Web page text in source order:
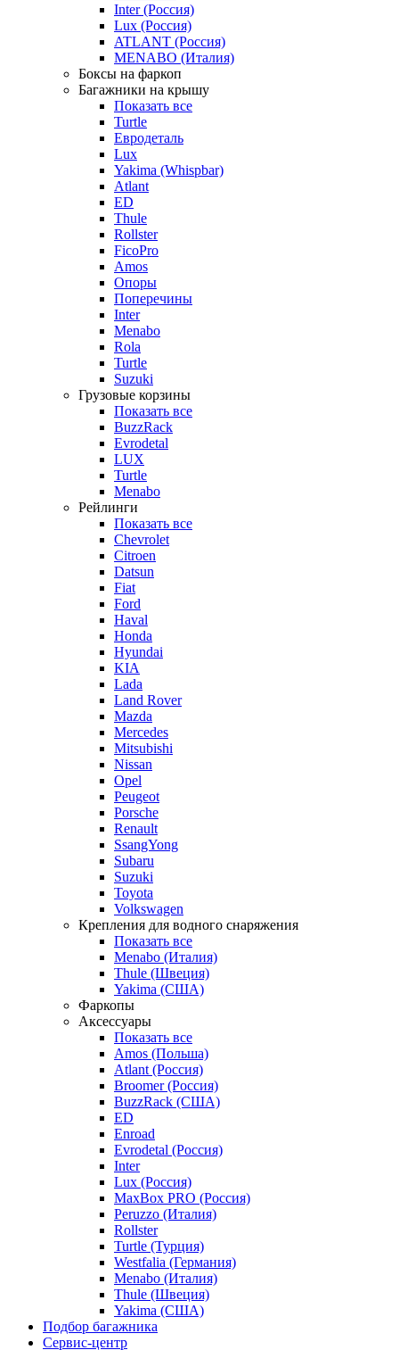
Inter (Россия)
Lux (Россия)
ATLANT (Россия)
MENABO (Италия)
Боксы на фаркоп
Багажники на крышу
Показать все
Turtle
Евродеталь
Lux
Yakima (Whispbar)
Atlant
ED
Thule
Rollster
FicoPro
Amos
Опоры
Поперечины
Inter
Menabo
Rola
Turtle
Suzuki
Грузовые корзины
Показать все
BuzzRack
Evrodetal
LUX
Turtle
Menabo
Рейлинги
Показать все
Chevrolet
Citroen
Datsun
Fiat
Ford
Haval
Honda
Hyundai
KIA
Lada
Land Rover
Mazda
Mercedes
Mitsubishi
Nissan
Opel
Peugeot
Porsche
Renault
SsangYong
Subaru
Suzuki
Toyota
Volkswagen
Крепления для водного снаряжения
Показать все
Menabo (Италия)
Thule (Швеция)
Yakima (США)
Фаркопы
Аксессуары
Показать все
Amos (Польша)
Atlant (Россия)
Broomer (Россия)
BuzzRack (США)
ED
Enroad
Evrodetal (Россия)
Inter
Lux (Россия)
MaxBox PRO (Россия)
Peruzzo (Италия)
Rollster
Turtle (Турция)
Westfalia (Германия)
Menabo (Италия)
Thule (Швеция)
Yakima (США)
Подбор багажника
Сервис-центр